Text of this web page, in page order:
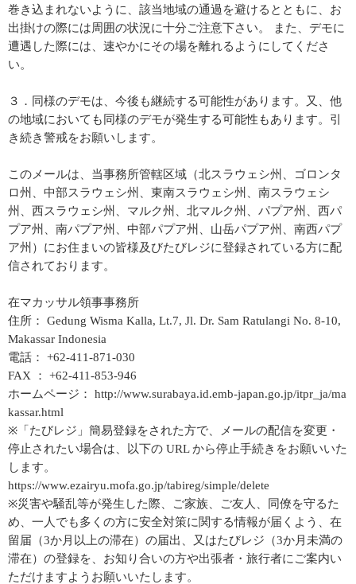
巻き込まれないように、該当地域の通過を避けるとともに、お
出掛けの際には周囲の状況に十分ご注意下さい。 また、デモに
遭遇した際には、速やかにその場を離れるようにしてくださ
い。
３．同様のデモは、今後も継続する可能性があります。又、他
の地域においても同様のデモが発生する可能性もあります。引
き続き警戒をお願いします。
このメールは、当事務所管轄区域（北スラウェシ州、ゴロンタ
ロ州、中部スラウェシ州、東南スラウェシ州、南スラウェシ
州、西スラウェシ州、マルク州、北マルク州、パプア州、西パ
プア州、南パプア州、中部パプア州、山岳パプア州、南西パプ
ア州）にお住まいの皆様及びたびレジに登録されている方に配
信されております。
在マカッサル領事事務所
住所： Gedung Wisma Kalla, Lt.7, Jl. Dr. Sam Ratulangi No. 8-10,
Makassar Indonesia
電話： +62-411-871-030
FAX ： +62-411-853-946
ホームページ： http://www.surabaya.id.emb-japan.go.jp/itpr_ja/ma
kassar.html
※「たびレジ」簡易登録をされた方で、メールの配信を変更・
停止されたい場合は、以下の URL から停止手続きをお願いいた
します。
https://www.ezairyu.mofa.go.jp/tabireg/simple/delete
※災害や騒乱等が発生した際、ご家族、ご友人、同僚を守るた
め、一人でも多くの方に安全対策に関する情報が届くよう、在
留届（3か月以上の滞在）の届出、又はたびレジ（3か月未満の
滞在）の登録を、お知り合いの方や出張者・旅行者にご案内い
ただけますようお願いいたします。